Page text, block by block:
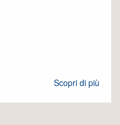
Scopri di più